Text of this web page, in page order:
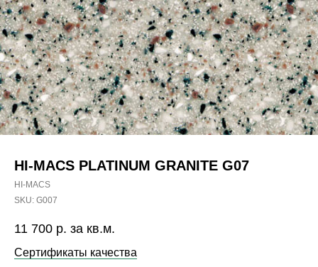
HI-MACS PLATINUM GRANITE G07
HI-MACS
SKU: G007
11 700 р. за кв.м.
Сертификаты качества